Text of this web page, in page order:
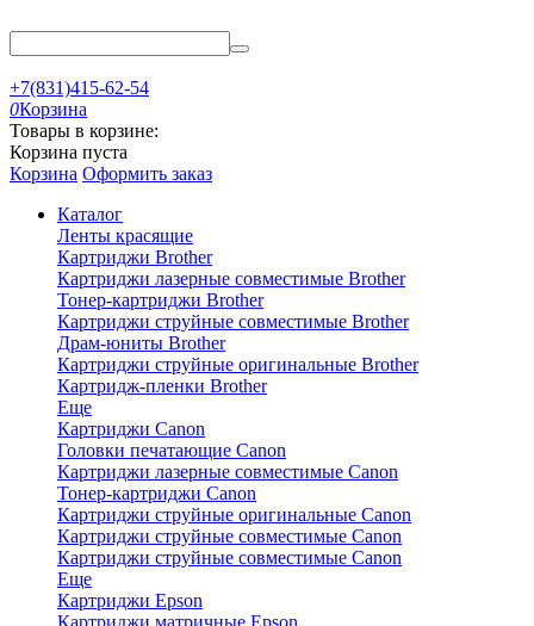
+7(831)415-62-54
0Корзина
Товары в корзине:
Корзина пуста
Корзина Оформить заказ
Каталог
Ленты красящие
Картриджи Brother
Картриджи лазерные совместимые Brother
Тонер-картриджи Brother
Картриджи струйные совместимые Brother
Драм-юниты Brother
Картриджи струйные оригинальные Brother
Картридж-пленки Brother
Еще
Картриджи Canon
Головки печатающие Canon
Картриджи лазерные совместимые Canon
Тонер-картриджи Canon
Картриджи струйные оригинальные Canon
Картриджи струйные совместимые Canon
Картриджи струйные совместимые Canon
Еще
Картриджи Epson
Картриджи матричные Epson